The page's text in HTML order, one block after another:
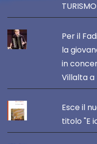
Per il
la
in
Villalta a
Esce il
titolo "E